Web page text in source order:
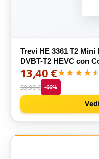
Trevi HE 3361 T2
DVBT-T2 HEVC con
Uscita Audio/Video,
Ridotte, Telecomando
13,40 €★★★★★
★★★★★
39,90 € -66%